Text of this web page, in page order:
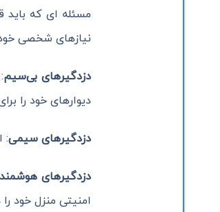
مسئله ای که باید
نیازهای شخصی خود
دزدگیرهای بی‌سیم
دیوارهای خود را
دزدگیرهای سیمی:
دزدگیرهای هوشمند
امنیتی منزل خود